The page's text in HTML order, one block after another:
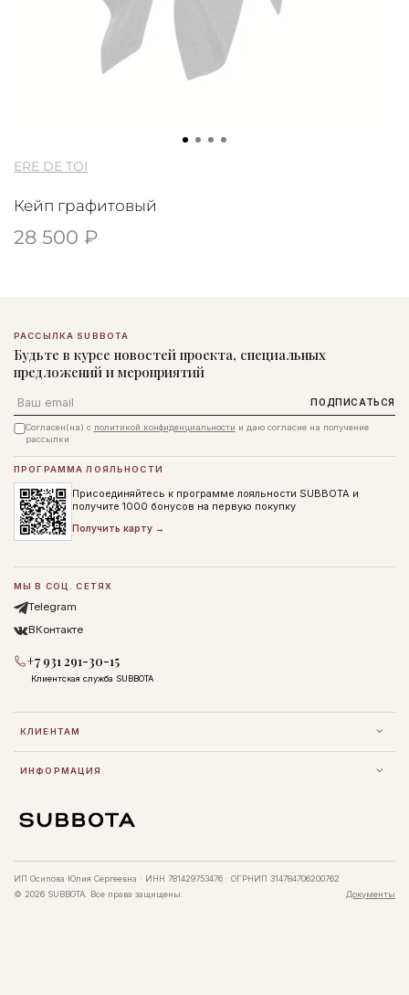
ERE DE TOI
Кейп графитовый
28 500 ₽
РАССЫЛКА SUBBOTA
Будьте в курсе новостей проекта, специальных
предложений и мероприятий
Email ПОДПИСАТЬСЯ
Согласен(на) с политикой конфиденциальности и даю согласие на получение
рассылки
КЛИЕНТАМ
ИНФОРМАЦИЯ
ПРОГРАММА ЛОЯЛЬНОСТИ
Присоединяйтесь к программе лояльности SUBBOTA и
получите 1000 бонусов на первую покупку
Получить карту →
МЫ В СОЦ. СЕТЯХ
Telegram
ВКонтакте
+7 931 291-30-15
Клиентская служба SUBBOTA
ИП Осипова Юлия Сергеевна · ИНН 781429753476 · ОГРНИП 314784706200762
© 2026 SUBBOTA. Все права защищены.
Документы